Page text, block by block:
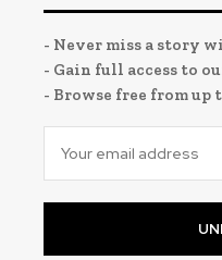
- Never miss a story
- Gain full access to
- Browse free from up